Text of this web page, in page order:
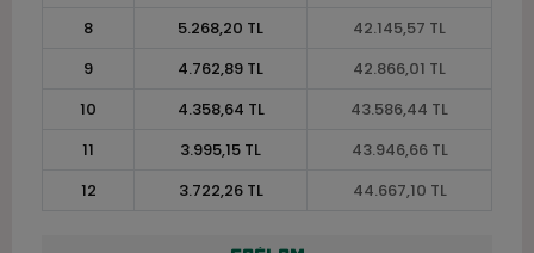
8
5.268,20 TL
42.145,57 TL
9
4.762,89 TL
42.866,01 TL
10
4.358,64 TL
43.586,44 TL
11
3.995,15 TL
43.946,66 TL
12
3.722,26 TL 44.667,10 TL